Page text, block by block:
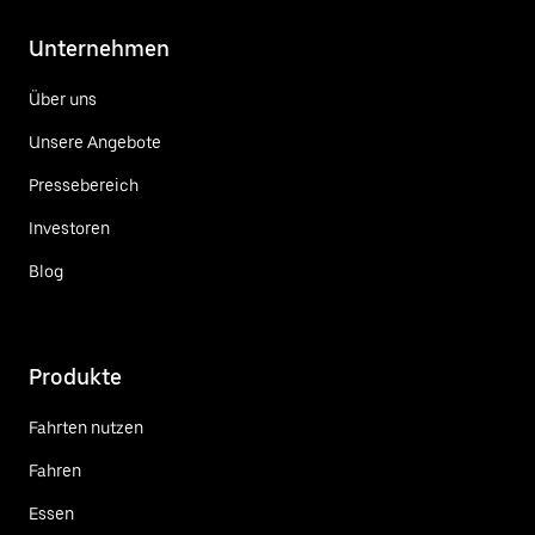
Unternehmen
Über uns
Unsere Angebote
Pressebereich
Investoren
Blog
Produkte
Fahrten nutzen
Fahren
Essen